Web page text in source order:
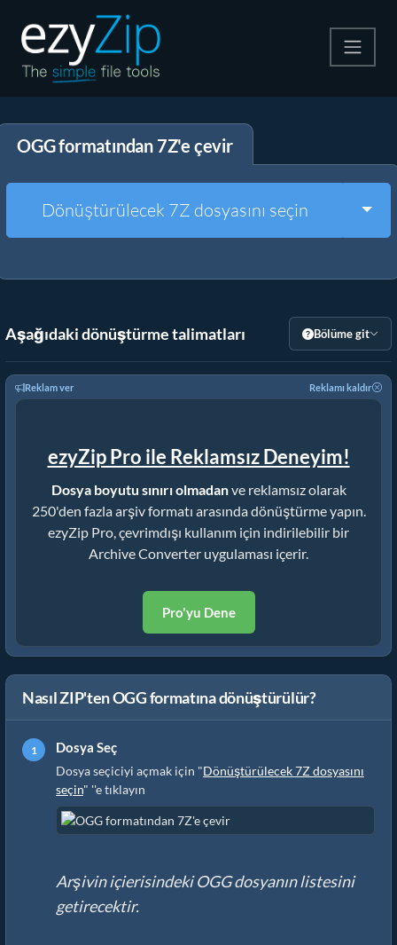
Çıkart
Diğer Araçlar
OGG formatından 7Z'e çevir
Dönüştürülecek 7Z dosyasını seçin
Aşağıdaki dönüştürme talimatları Bölüme git
Reklam ver Reklamı kaldır
ezyZip Pro ile Reklamsız Deneyim!
Dosya boyutu sınırı olmadanve reklamsız olarak
250'den fazla arşiv formatı arasında dönüştürme yapın.
ezyZip Pro, çevrimdışı kullanım için indirilebilir bir
Archive Converter uygulaması içerir.
Pro'yu Dene
Nasıl ZIP'ten OGG formatına dönüştürülür?
Dosya Seç
Dosya seçiciyi açmak için "Dönüştürülecek 7Z dosyasını
seçin" ''e tıklayın
Arşivin içierisindeki OGG dosyanın listesini
getirecektir.